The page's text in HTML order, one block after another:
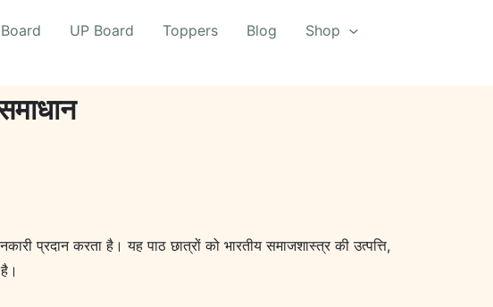
UP Board Toppers Blog
Shop
प्रदान करता है। यह पाठ छात्रों को भारतीय समाजशास्त्र की उत्पत्ति,